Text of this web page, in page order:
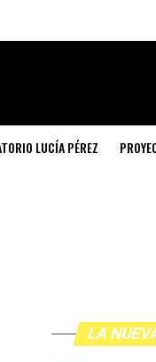
LUCÍA PÉREZ
LA